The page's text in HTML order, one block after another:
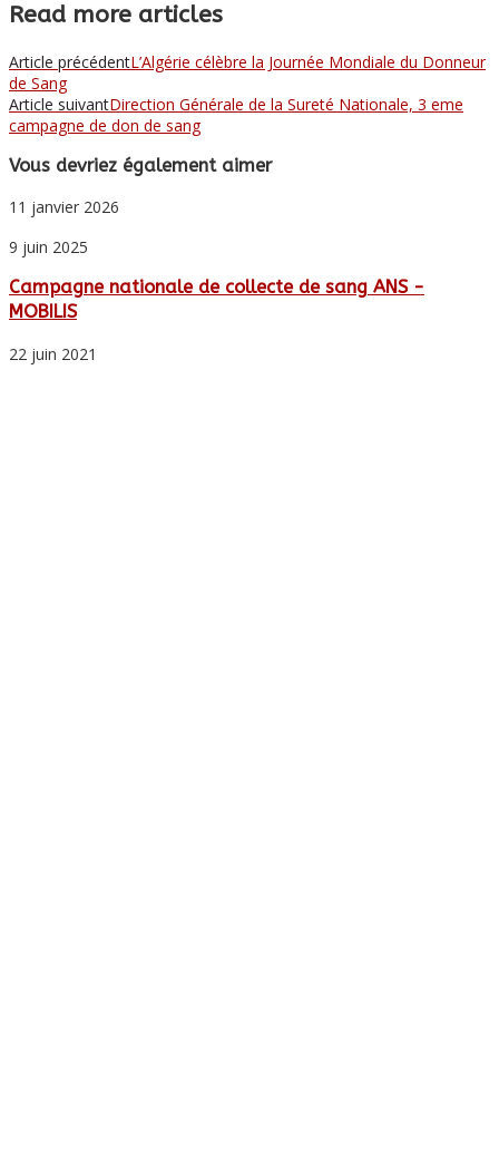
Read more articles
Article précédentL’Algérie célèbre la Journée Mondiale du Donneur
de Sang
Article suivantDirection Générale de la Sureté Nationale, 3 eme
campagne de don de sang
Vous devriez également aimer
11 janvier 2026
9 juin 2025
Campagne nationale de collecte de sang ANS -
MOBILIS
22 juin 2021